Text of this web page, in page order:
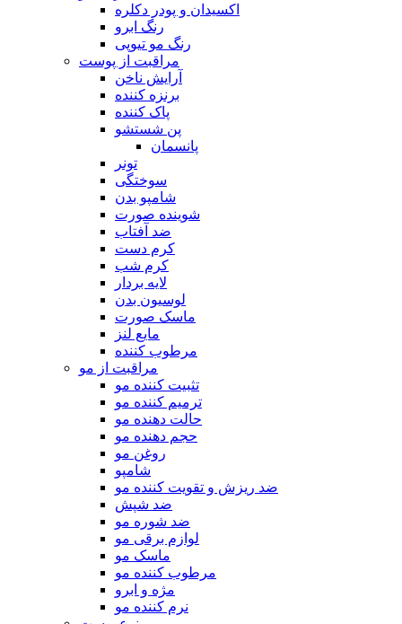
اکسیدان و پودر دکلره
رنگ ابرو
رنگ مو تیوپی
مراقبت از پوست
آرایش ناخن
برنزه کننده
پاک کننده
پن شستشو
پانسمان
تونر
سوختگی
شامپو بدن
شوینده صورت
ضد آفتاب
کرم دست
کرم شب
لایه بردار
لوسیون بدن
ماسک صورت
مایع لنز
مرطوب کننده
مراقبت از مو
تثبیت کننده مو
ترمیم کننده مو
حالت دهنده مو
حجم دهنده مو
روغن مو
شامپو
ضد ریزش و تقویت کننده مو
ضد شپش
ضد شوره مو
لوازم برقی مو
ماسک مو
مرطوب کننده مو
مژه و ابرو
نرم کننده مو